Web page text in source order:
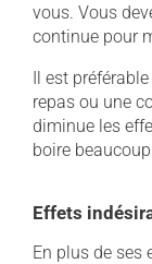
vous. Vous
continue pour
Il est
repas ou une
diminue les
boire
Effets
En plus de ses